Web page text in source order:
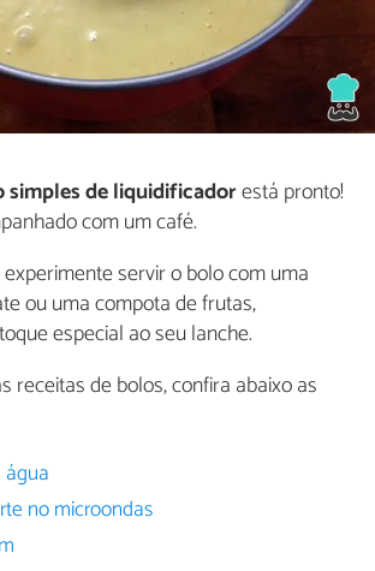
simplesde liquidificadorestá pronto!
com um café.
servir o bolo com uma
ou uma compota de frutas,
especial ao seu lanche.
receitas de bolos, confira abaixo as
no microondas